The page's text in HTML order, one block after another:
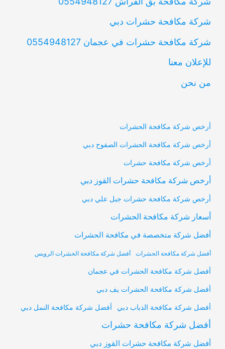
شركة مكافحة حشرات دبي
شركة مكافحة حشرات في عجمان 0554948127
للإعلان معنا
من نحن
أرخص شركة مكافحة الحشرات
أرخص شركة مكافحة الحشرات الصفوح دبي
أرخص شركة مكافحة حشرات
أرخص شركة مكافحة حشرات القوز دبي
أرخص شركة مكافحة حشرات جبل علي دبي
أسعار شركة مكافحة الحشرات
أفضل شركة متخصصة في مكافحة الحشرات
أفضل شركة مكافحة الحشرات أفضل شركة مكافحة الحشرات الرويس
أفضل شركة مكافحة الحشرات في عجمان
أفضل شركة مكافحة الحشرات يف دبي
أفضل شركة مكافحة الذباب دبي أفضل شركة مكافحة النمل دبي
أفضل شركة مكافحة حشرات
أفضل شركة مكافحة حشرات القوز دبي